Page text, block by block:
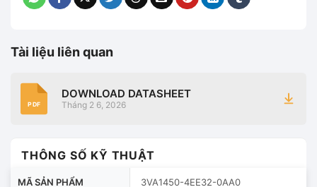
Tài liệu liên quan
PDF
DOWNLOAD DATASHEET
Tháng 2 6, 2026
THÔNG SỐ KỸ THUẬT
MÃ SẢN PHẨM 3VA1450-4EE32-0AA0